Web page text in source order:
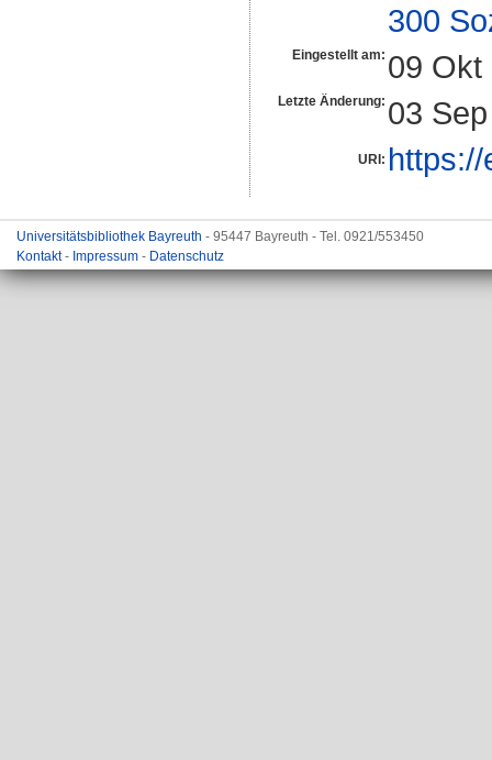
300
Eingestellt am: 09 Okt
Letzte Änderung: 03
URI:
Universitätsbibliothek Bayreuth - 95447 Bayreuth - Tel. 0921/553450
Kontakt- Impressum - Datenschutz